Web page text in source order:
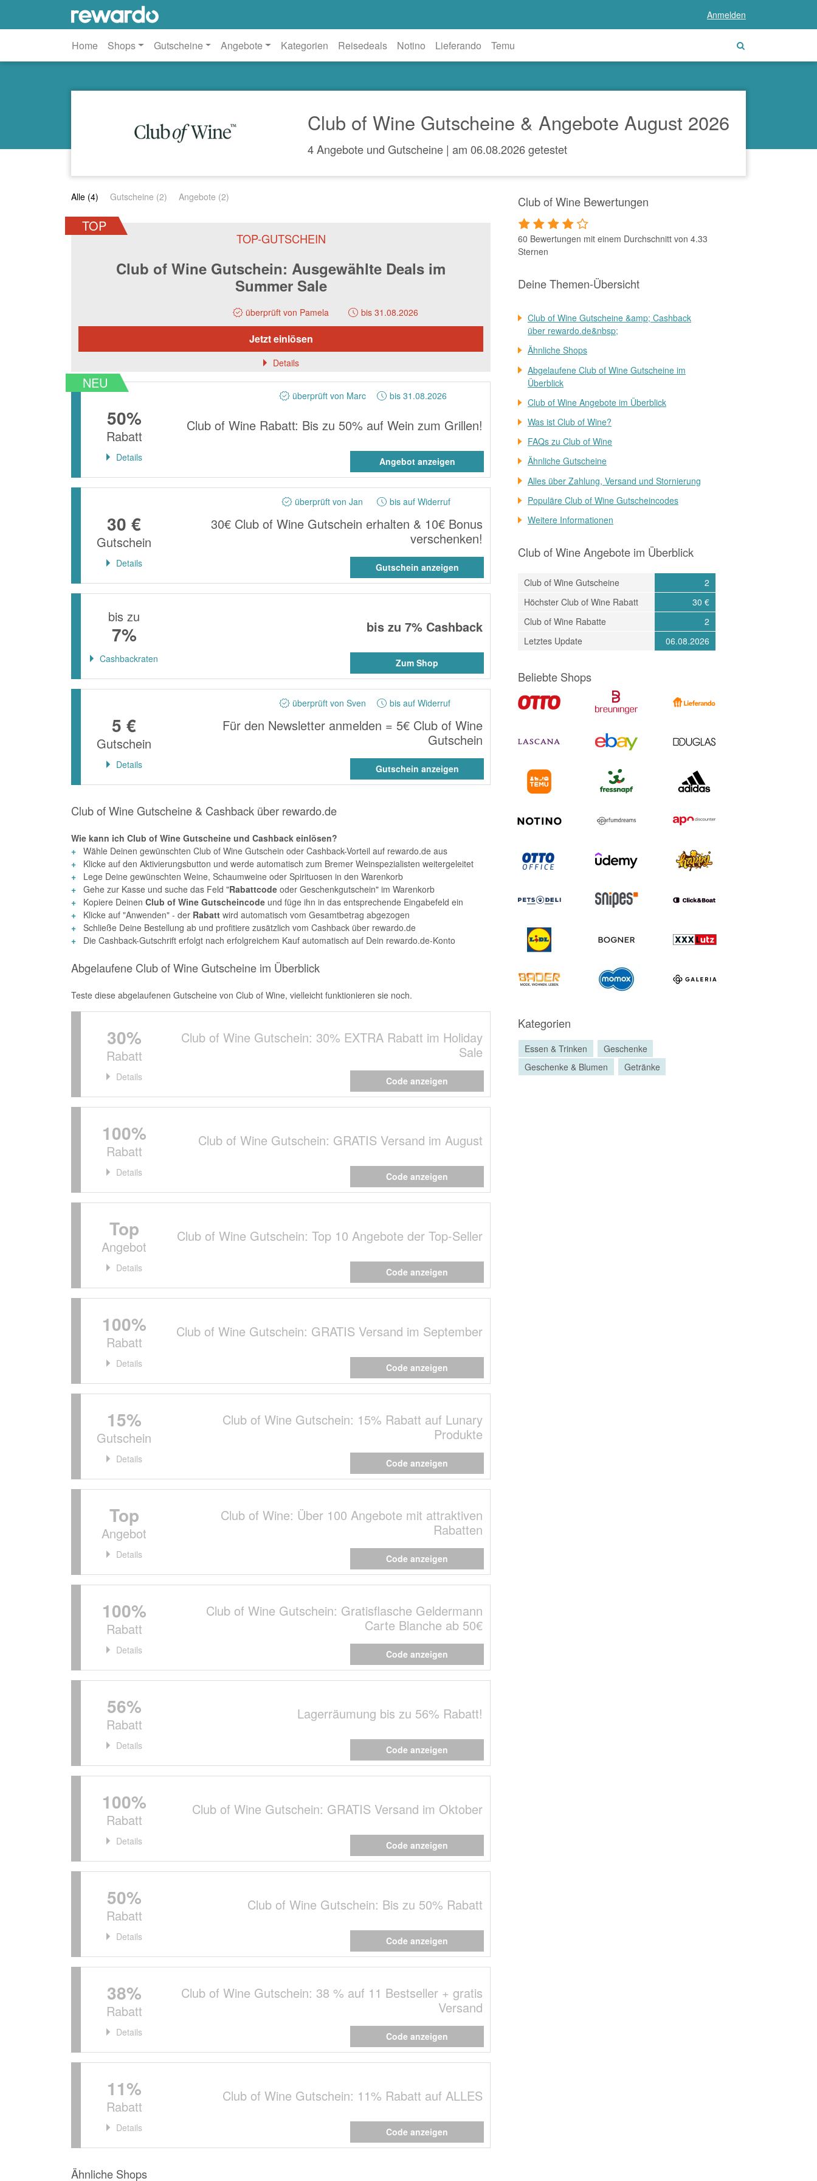
Anmelden
Home Shops Gutscheine Angebote Kategorien Reisedeals Notino Lieferando Temu
Club of Wine Gutscheine & Angebote August 2026
4 Angebote und Gutscheine | am 06.08.2026 getestet
Alle (4) Gutscheine (2) Angebote (2)
TOP
TOP-GUTSCHEIN
Club of Wine Gutschein: Ausgewählte Deals im
Summer Sale
überprüft von Pamela bis 31.08.2026
Details
Jetzt einlösen
überprüft von Marc bis 31.08.2026
NEU
50%
Rabatt
Club of Wine Rabatt: Bis zu 50% auf Wein zum Grillen!
Details Angebot anzeigen
überprüft von Jan bis auf Widerruf
30 €
Gutschein
30€ Club of Wine Gutschein erhalten & 10€ Bonus
verschenken!
Details Gutschein anzeigen
bis zu
7% bis zu 7% Cashback
Cashbackraten Zum Shop
überprüft von Sven bis auf Widerruf
5 €
Gutschein
Für den Newsletter anmelden = 5€ Club of Wine
Gutschein
Details Gutschein anzeigen
Club of Wine Gutscheine & Cashback über rewardo.de
Wie kann ich Club of Wine Gutscheine und Cashback einlösen?
Wähle Deinen gewünschten Club of Wine Gutschein oder Cashback-Vorteil auf rewardo.de aus
Klicke auf den Aktivierungsbutton und werde automatisch zum Bremer Weinspezialisten weitergeleitet
Lege Deine gewünschten Weine, Schaumweine oder Spirituosen in den Warenkorb
Gehe zur Kasse und suche das Feld "Rabattcode oder Geschenkgutschein" im Warenkorb
Kopiere Deinen Club of Wine Gutscheincode und füge ihn in das entsprechende Eingabefeld ein
Klicke auf "Anwenden" - der Rabatt wird automatisch vom Gesamtbetrag abgezogen
Schließe Deine Bestellung ab und profitiere zusätzlich vom Cashback über rewardo.de
Die Cashback-Gutschrift erfolgt nach erfolgreichem Kauf automatisch auf Dein rewardo.de-Konto
Abgelaufene Club of Wine Gutscheine im Überblick
Teste diese abgelaufenen Gutscheine von Club of Wine, vielleicht funktionieren sie noch.
30%
Rabatt
Club of Wine Gutschein: 30% EXTRA Rabatt im Holiday
Sale
Details Code anzeigen
100%
Rabatt
Club of Wine Gutschein: GRATIS Versand im August
Details Code anzeigen
Top
Angebot
Club of Wine Gutschein: Top 10 Angebote der Top-Seller
Details Code anzeigen
100%
Rabatt
Club of Wine Gutschein: GRATIS Versand im September
Details Code anzeigen
15%
Gutschein
Club of Wine Gutschein: 15% Rabatt auf Lunary
Produkte
Details Code anzeigen
Top
Angebot
Club of Wine: Über 100 Angebote mit attraktiven
Rabatten
Details Code anzeigen
100%
Rabatt
Club of Wine Gutschein: Gratisflasche Geldermann
Carte Blanche ab 50€
Details Code anzeigen
56%
Rabatt
Lagerräumung bis zu 56% Rabatt!
Details Code anzeigen
100%
Rabatt
Club of Wine Gutschein: GRATIS Versand im Oktober
Details Code anzeigen
50%
Rabatt
Club of Wine Gutschein: Bis zu 50% Rabatt
Details Code anzeigen
38%
Rabatt
Club of Wine Gutschein: 38 % auf 11 Bestseller + gratis
Versand
Details Code anzeigen
11%
Rabatt
Club of Wine Gutschein: 11% Rabatt auf ALLES
Details Code anzeigen
Ähnliche Shops
Club of Wine Bewertungen
60 Bewertungen mit einem Durchschnitt von 4.33
Sternen
Deine Themen-Übersicht
Club of Wine Gutscheine &amp; Cashback
über rewardo.de&nbsp;
Ähnliche Shops
Abgelaufene Club of Wine Gutscheine im
Überblick
Club of Wine Angebote im Überblick
Was ist Club of Wine?
FAQs zu Club of Wine
Ähnliche Gutscheine
Alles über Zahlung, Versand und Stornierung
Populäre Club of Wine Gutscheincodes
Weitere Informationen
Club of Wine Angebote im Überblick
Club of Wine Gutscheine
2
Höchster Club of Wine Rabatt
30 €
Club of Wine Rabatte
2
Letztes Update
06.08.2026
Beliebte Shops
Kategorien
Essen & Trinken
Geschenke
Geschenke & Blumen
Getränke